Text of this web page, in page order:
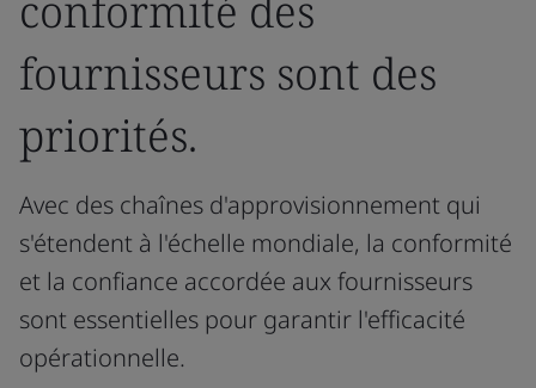
fournisseurs sont des
priorités.
Avec des chaînes d'approvisionnement qui
s'étendent à l'échelle mondiale, la conformité
et la confiance accordée aux fournisseurs
sont essentielles pour garantir l'efficacité
opérationnelle.